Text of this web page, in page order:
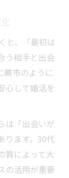
と、「最初は
う相手と出会
蕨市のように
心して婚活を
は「出会いが
ります。30代
質によって大
の活用が重要